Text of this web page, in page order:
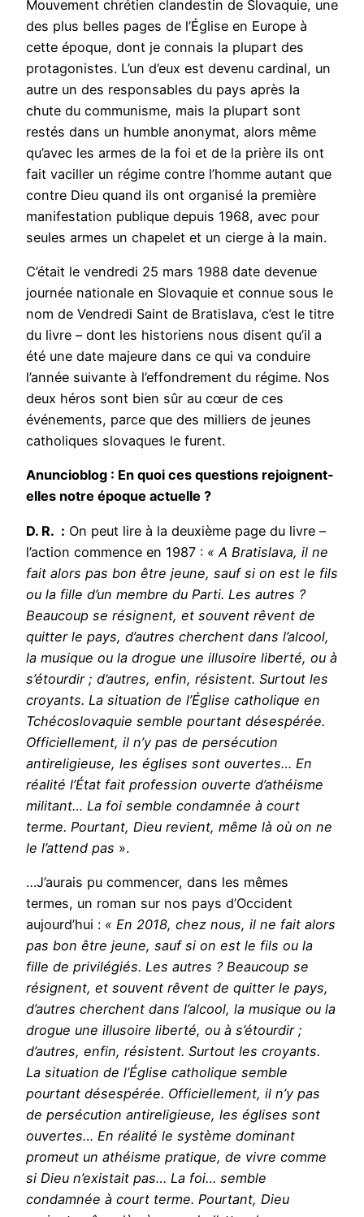
Mouvement chrétien clandestin de Slovaquie, une
des plus belles pages de l’Église en Europe à
cette époque, dont je connais la plupart des
protagonistes. L’un d’eux est devenu cardinal, un
autre un des responsables du pays après la
chute du communisme, mais la plupart sont
restés dans un humble anonymat, alors même
qu’avec les armes de la foi et de la prière ils ont
fait vaciller un régime contre l’homme autant que
contre Dieu quand ils ont organisé la première
manifestation publique depuis 1968, avec pour
seules armes un chapelet et un cierge à la main.
C’était le vendredi 25 mars 1988 date devenue
journée nationale en Slovaquie et connue sous le
nom de Vendredi Saint de Bratislava, c’est le titre
du livre – dont les historiens nous disent qu’il a
été une date majeure dans ce qui va conduire
l’année suivante à l’effondrement du régime. Nos
deux héros sont bien sûr au cœur de ces
événements, parce que des milliers de jeunes
catholiques slovaques le furent.
Anuncioblog : En quoi ces questions rejoignent-
elles notre époque actuelle ?
D. R. : On peut lire à la deuxième page du livre –
l’action commence en 1987 : « A Bratislava, il ne
fait alors pas bon être jeune, sauf si on est le fils
ou la fille d’un membre du Parti. Les autres ?
Beaucoup se résignent, et souvent rêvent de
quitter le pays, d’autres cherchent dans l’alcool,
la musique ou la drogue une illusoire liberté, ou à
s’étourdir ; d’autres, enfin, résistent. Surtout les
croyants. La situation de l’Église catholique en
Tchécoslovaquie semble pourtant désespérée.
Officiellement, il n’y pas de persécution
antireligieuse, les églises sont ouvertes… En
réalité l’État fait profession ouverte d’athéisme
militant… La foi semble condamnée à court
terme. Pourtant, Dieu revient, même là où on ne
le l’attend pas ».
…J’aurais pu commencer, dans les mêmes
termes, un roman sur nos pays d’Occident
aujourd’hui : « En 2018, chez nous, il ne fait alors
pas bon être jeune, sauf si on est le fils ou la
fille de privilégiés. Les autres ? Beaucoup se
résignent, et souvent rêvent de quitter le pays,
d’autres cherchent dans l’alcool, la musique ou la
drogue une illusoire liberté, ou à s’étourdir ;
d’autres, enfin, résistent. Surtout les croyants.
La situation de l’Église catholique semble
pourtant désespérée. Officiellement, il n’y pas
de persécution antireligieuse, les églises sont
ouvertes… En réalité le système dominant
promeut un athéisme pratique, de vivre comme
si Dieu n’existait pas… La foi… semble
condamnée à court terme. Pourtant, Dieu